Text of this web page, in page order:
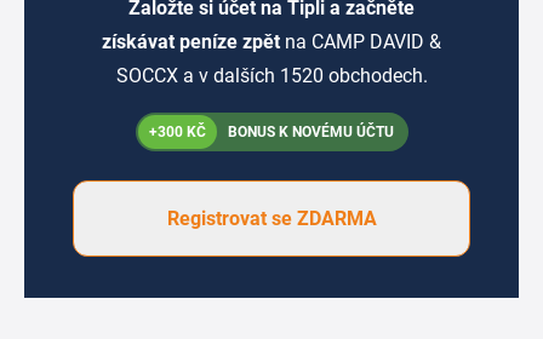
Založte si účet na Tipli a začněte
získávat peníze zpět na CAMP DAVID &
SOCCX a v dalších 1520 obchodech.
+300 KČ BONUS K NOVÉMU ÚČTU
Registrovat se ZDARMA